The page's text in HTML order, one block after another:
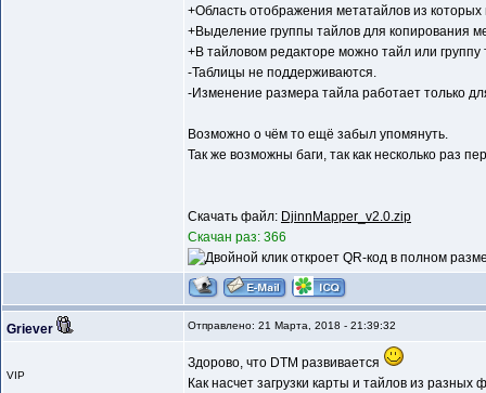
+Область отображения метатайлов из
+Выделение группы тайлов для копирования
+В тайловом редакторе можно тайл или
-Таблицы не поддерживаются.
-Изменение размера тайла работает только
Возможно о чём то ещё забыл упомянуть.
Так же возможны баги, так как несколько раз
Скачать файл: DjinnMapper_v2.0.zip
Скачан раз: 366
Griever Отправлено: 21 Марта, 2018 - 21:39:32
VIP
Здорово, что DTM развивается
Как насчет загрузки карты и тайлов из